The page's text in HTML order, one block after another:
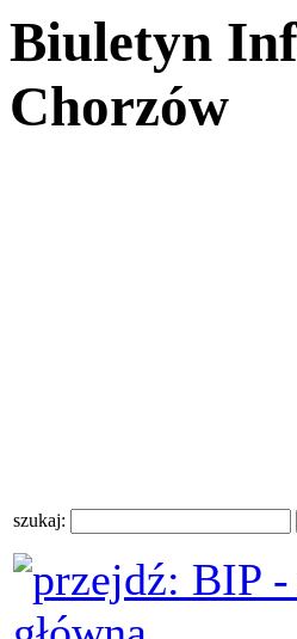
Biuletyn
Chorzów
szukaj: